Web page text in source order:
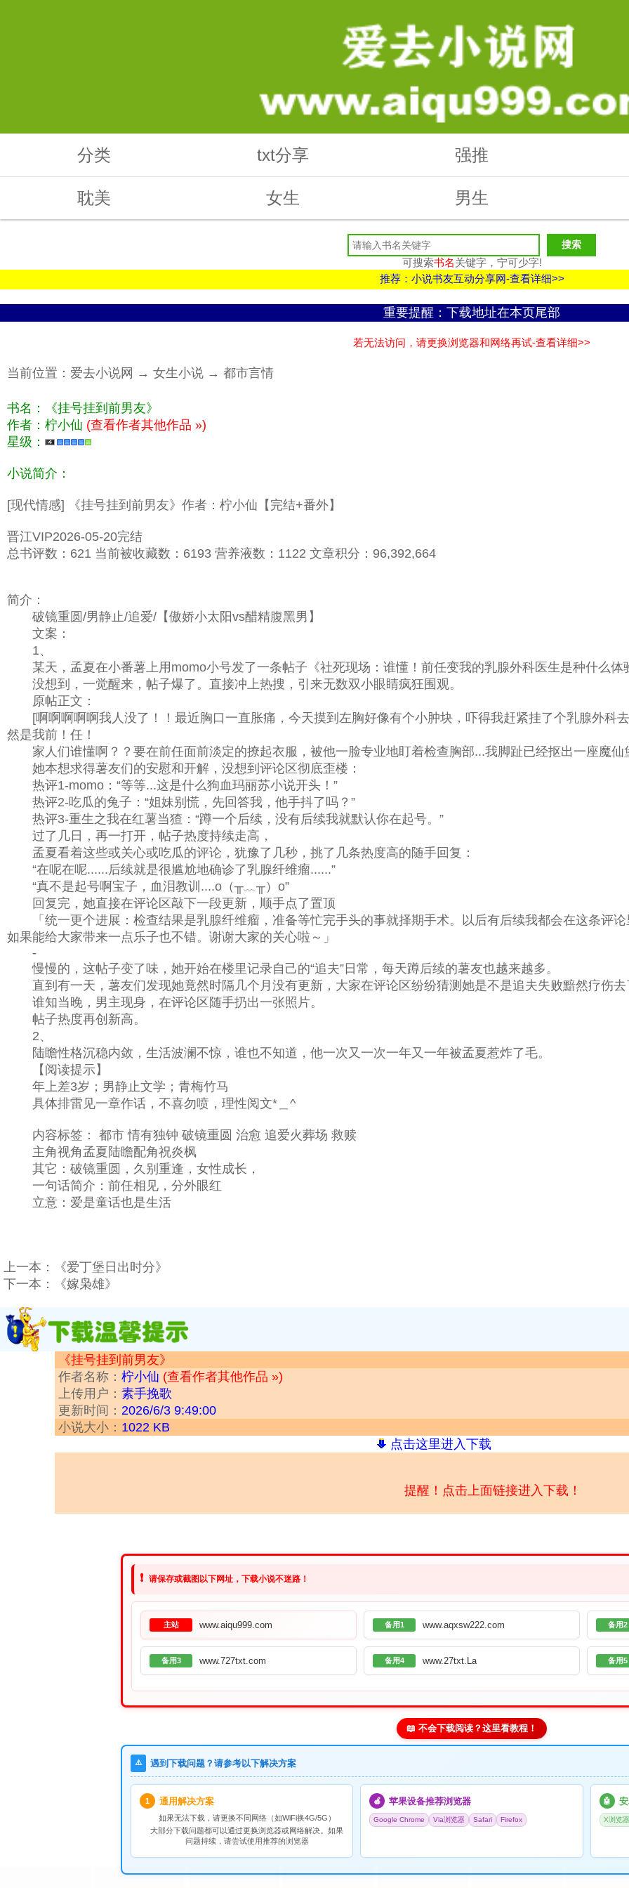
分类 txt分享 强推
耽美 女生 男生
可搜索书名关键字，宁可少字!
推荐：小说书友互动分享网-查看详细>>
重要提醒：下载地址在本页尾部
若无法访问，请更换浏览器和网络再试-查看详细>>
当前位置： 爱去小说网 → 女生小说 → 都市言情
书名：《挂号挂到前男友》
作者：柠小仙 (查看作者其他作品 »)
星级：
小说简介：
[现代情感] 《挂号挂到前男友》作者：柠小仙【完结+番外】
晋江VIP2026-05-20完结
总书评数：621 当前被收藏数：6193 营养液数：1122 文章积分：96,392,664
简介：
破镜重圆/男静止/追爱/【傲娇小太阳vs醋精腹黑男】
文案：
1、
某天，孟夏在小番薯上用momo小号发了一条帖子《社死现场：谁懂！前任变我的乳腺外科医生是种什么体
没想到，一觉醒来，帖子爆了。直接冲上热搜，引来无数双小眼睛疯狂围观。
原帖正文：
[啊啊啊啊啊我人没了！！最近胸口一直胀痛，今天摸到左胸好像有个小肿块，吓得我赶紧挂了个乳腺外科
然是我前！任！
家人们谁懂啊？？要在前任面前淡定的撩起衣服，被他一脸专业地盯着检查胸部...我脚趾已经抠出一座魔仙
她本想求得薯友们的安慰和开解，没想到评论区彻底歪楼：
热评1-momo：“等等...这是什么狗血玛丽苏小说开头！”
热评2-吃瓜的兔子：“姐妹别慌，先回答我，他手抖了吗？”
热评3-重生之我在红薯当猹：“蹲一个后续，没有后续我就默认你在起号。”
过了几日，再一打开，帖子热度持续走高，
孟夏看着这些或关心或吃瓜的评论，犹豫了几秒，挑了几条热度高的随手回复：
“在呢在呢......后续就是很尴尬地确诊了乳腺纤维瘤......”
“真不是起号啊宝子，血泪教训....o（╥﹏╥）o”
回复完，她直接在评论区敲下一段更新，顺手点了置顶
「统一更个进展：检查结果是乳腺纤维瘤，准备等忙完手头的事就择期手术。以后有后续我都会在这条评
如果能给大家带来一点乐子也不错。谢谢大家的关心啦～」
-
慢慢的，这帖子变了味，她开始在楼里记录自己的“追夫”日常，每天蹲后续的薯友也越来越多。
直到有一天，薯友们发现她竟然时隔几个月没有更新，大家在评论区纷纷猜测她是不是追夫失败黯然疗伤去
谁知当晚，男主现身，在评论区随手扔出一张照片。
帖子热度再创新高。
2、
陆瞻性格沉稳内敛，生活波澜不惊，谁也不知道，他一次又一次一年又一年被孟夏惹炸了毛。
【阅读提示】
年上差3岁；男静止文学；青梅竹马
具体排雷见一章作话，不喜勿喷，理性阅文*＿^
内容标签： 都市 情有独钟 破镜重圆 治愈 追爱火葬场 救赎
主角视角孟夏陆瞻配角祝炎枫
其它：破镜重圆，久别重逢，女性成长，
一句话简介：前任相见，分外眼红
立意：爱是童话也是生活
上一本：
《爱丁堡日出时分》
下一本：
《嫁枭雄》
《挂号挂到前男友》
作者名称： 柠小仙 (查看作者其他作品 »)
上传用户： 素手挽歌
更新时间： 2026/6/3 9:49:00
小说大小： 1022 KB
点击这里进入下载
提醒！点击上面链接进入下载！
❗ 请保存或截图以下网址，下载小说不迷路！
主站 www.aiqu999.com 备用1 www.aqxsw222.com 备用2
备用3 www.727txt.com 备用4 www.27txt.La 备用5
📖 不会下载阅读？这里看教程！
⚠️ 遇到下载问题？请参考以下解决方案
1 通用解决方案
如果无法下载，请更换不同网络（如WiFi换4G/5G）
大部分下载问题都可以通过更换浏览器或网络解决。如果
问题持续，请尝试使用推荐的浏览器
🍎 苹果设备推荐浏览器
Google Chrome Via浏览器 Safari Firefox
🤖
X浏览器